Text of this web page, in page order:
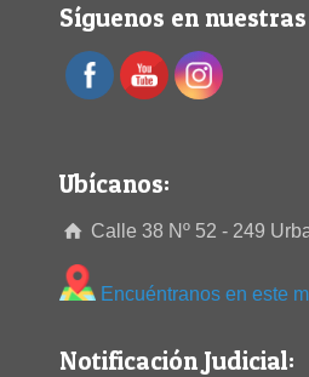
Síguenos en
Ubícanos:
Calle 38 Nº 52 - 249
Encuéntranos en este
Notificación Judicial: